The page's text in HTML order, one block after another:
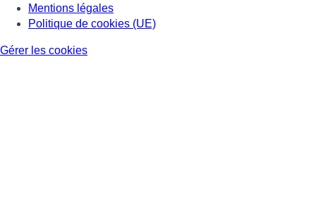
Mentions légales
Politique de cookies (UE)
Gérer les cookies